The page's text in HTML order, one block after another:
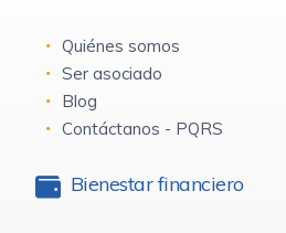
Quiénes somos
Ser asociado
Blog
Contáctanos - PQRS
Bienestar financiero